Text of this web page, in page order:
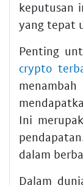
keputusan
yang tepat
Penting
crypto
Ini
dalam
Dalam